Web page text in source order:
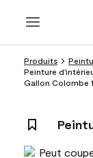
Produits
Peinture
Gallon Colombe